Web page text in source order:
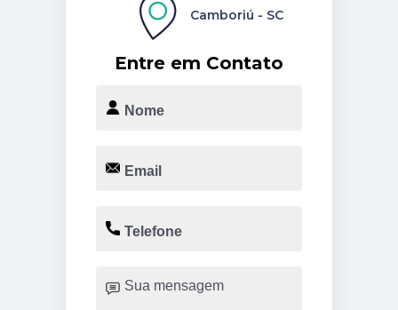
Entre em Contato
Camboriú - SC